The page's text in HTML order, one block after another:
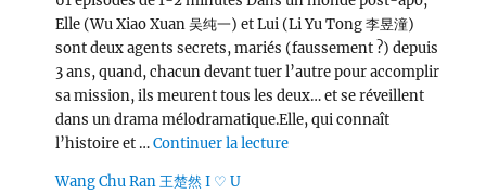
Elle (Wu Xiao Xuan 吴纯一) et Lui (Li Yu Tong 李昱潼)
sont deux agents secrets, mariés (faussement ?) depuis
3 ans, quand, chacun devant tuer l’autre pour accomplir
sa mission, ils meurent tous les deux… et se réveillent
dans un drama mélodramatique.Elle, qui connaît
l’histoire et …Continuer la lecturede « Love, Lies, and Spies
Wang Chu Ran 王楚然 I ♡ U